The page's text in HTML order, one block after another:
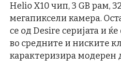
Helio X10 чип, 3 GB рам,
мегапиксели камера.
се од Desire серијата и
во средните и ниските
карактеризира модерен